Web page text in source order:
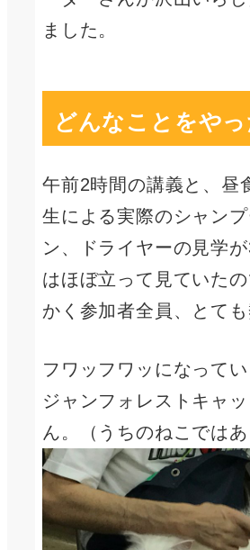
ました。
どんなことをやっ
午前2時間の講義と、昼
生による実際のシャン
ン、ドライヤーの見学
はほぼ立って見ていた
かく参加者全員、とても
フワッフワッになって
ジャンフォレストキャ
ん。（うちのねこではあ